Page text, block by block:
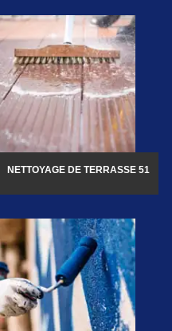
NETTOYAGE DE TERRASSE 51